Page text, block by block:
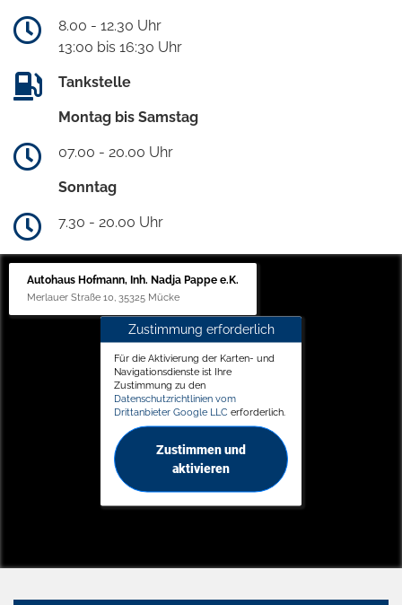
8.00 - 12.30 Uhr
13:00 bis 16:30 Uhr
Tankstelle
Montag bis Samstag
07.00 - 20.00 Uhr
Sonntag
7.30 - 20.00 Uhr
Autohaus Hofmann, Inh. Nadja Pappe e.K.
Merlauer Straße 10, 35325 Mücke
Zustimmung erforderlich
Für die Aktivierung der Karten- und
Navigationsdienste ist Ihre
Zustimmung zu den
Datenschutzrichtlinien vom
Drittanbieter Google LLC erforderlich.
Zustimmen und
aktivieren